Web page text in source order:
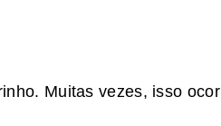
Muitas vezes, isso